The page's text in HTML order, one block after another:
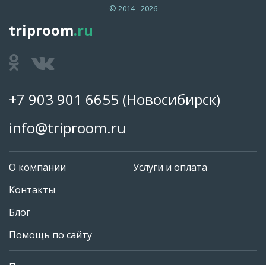
© 2014 - 2026
triproom.ru
+7 903 901 6655 (Новосибирск)
info@triproom.ru
О компании
Контакты
Блог
Помощь по сайту
Услуги и оплата